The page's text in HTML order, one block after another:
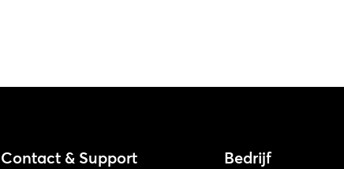
Contact & Support Bedrijf